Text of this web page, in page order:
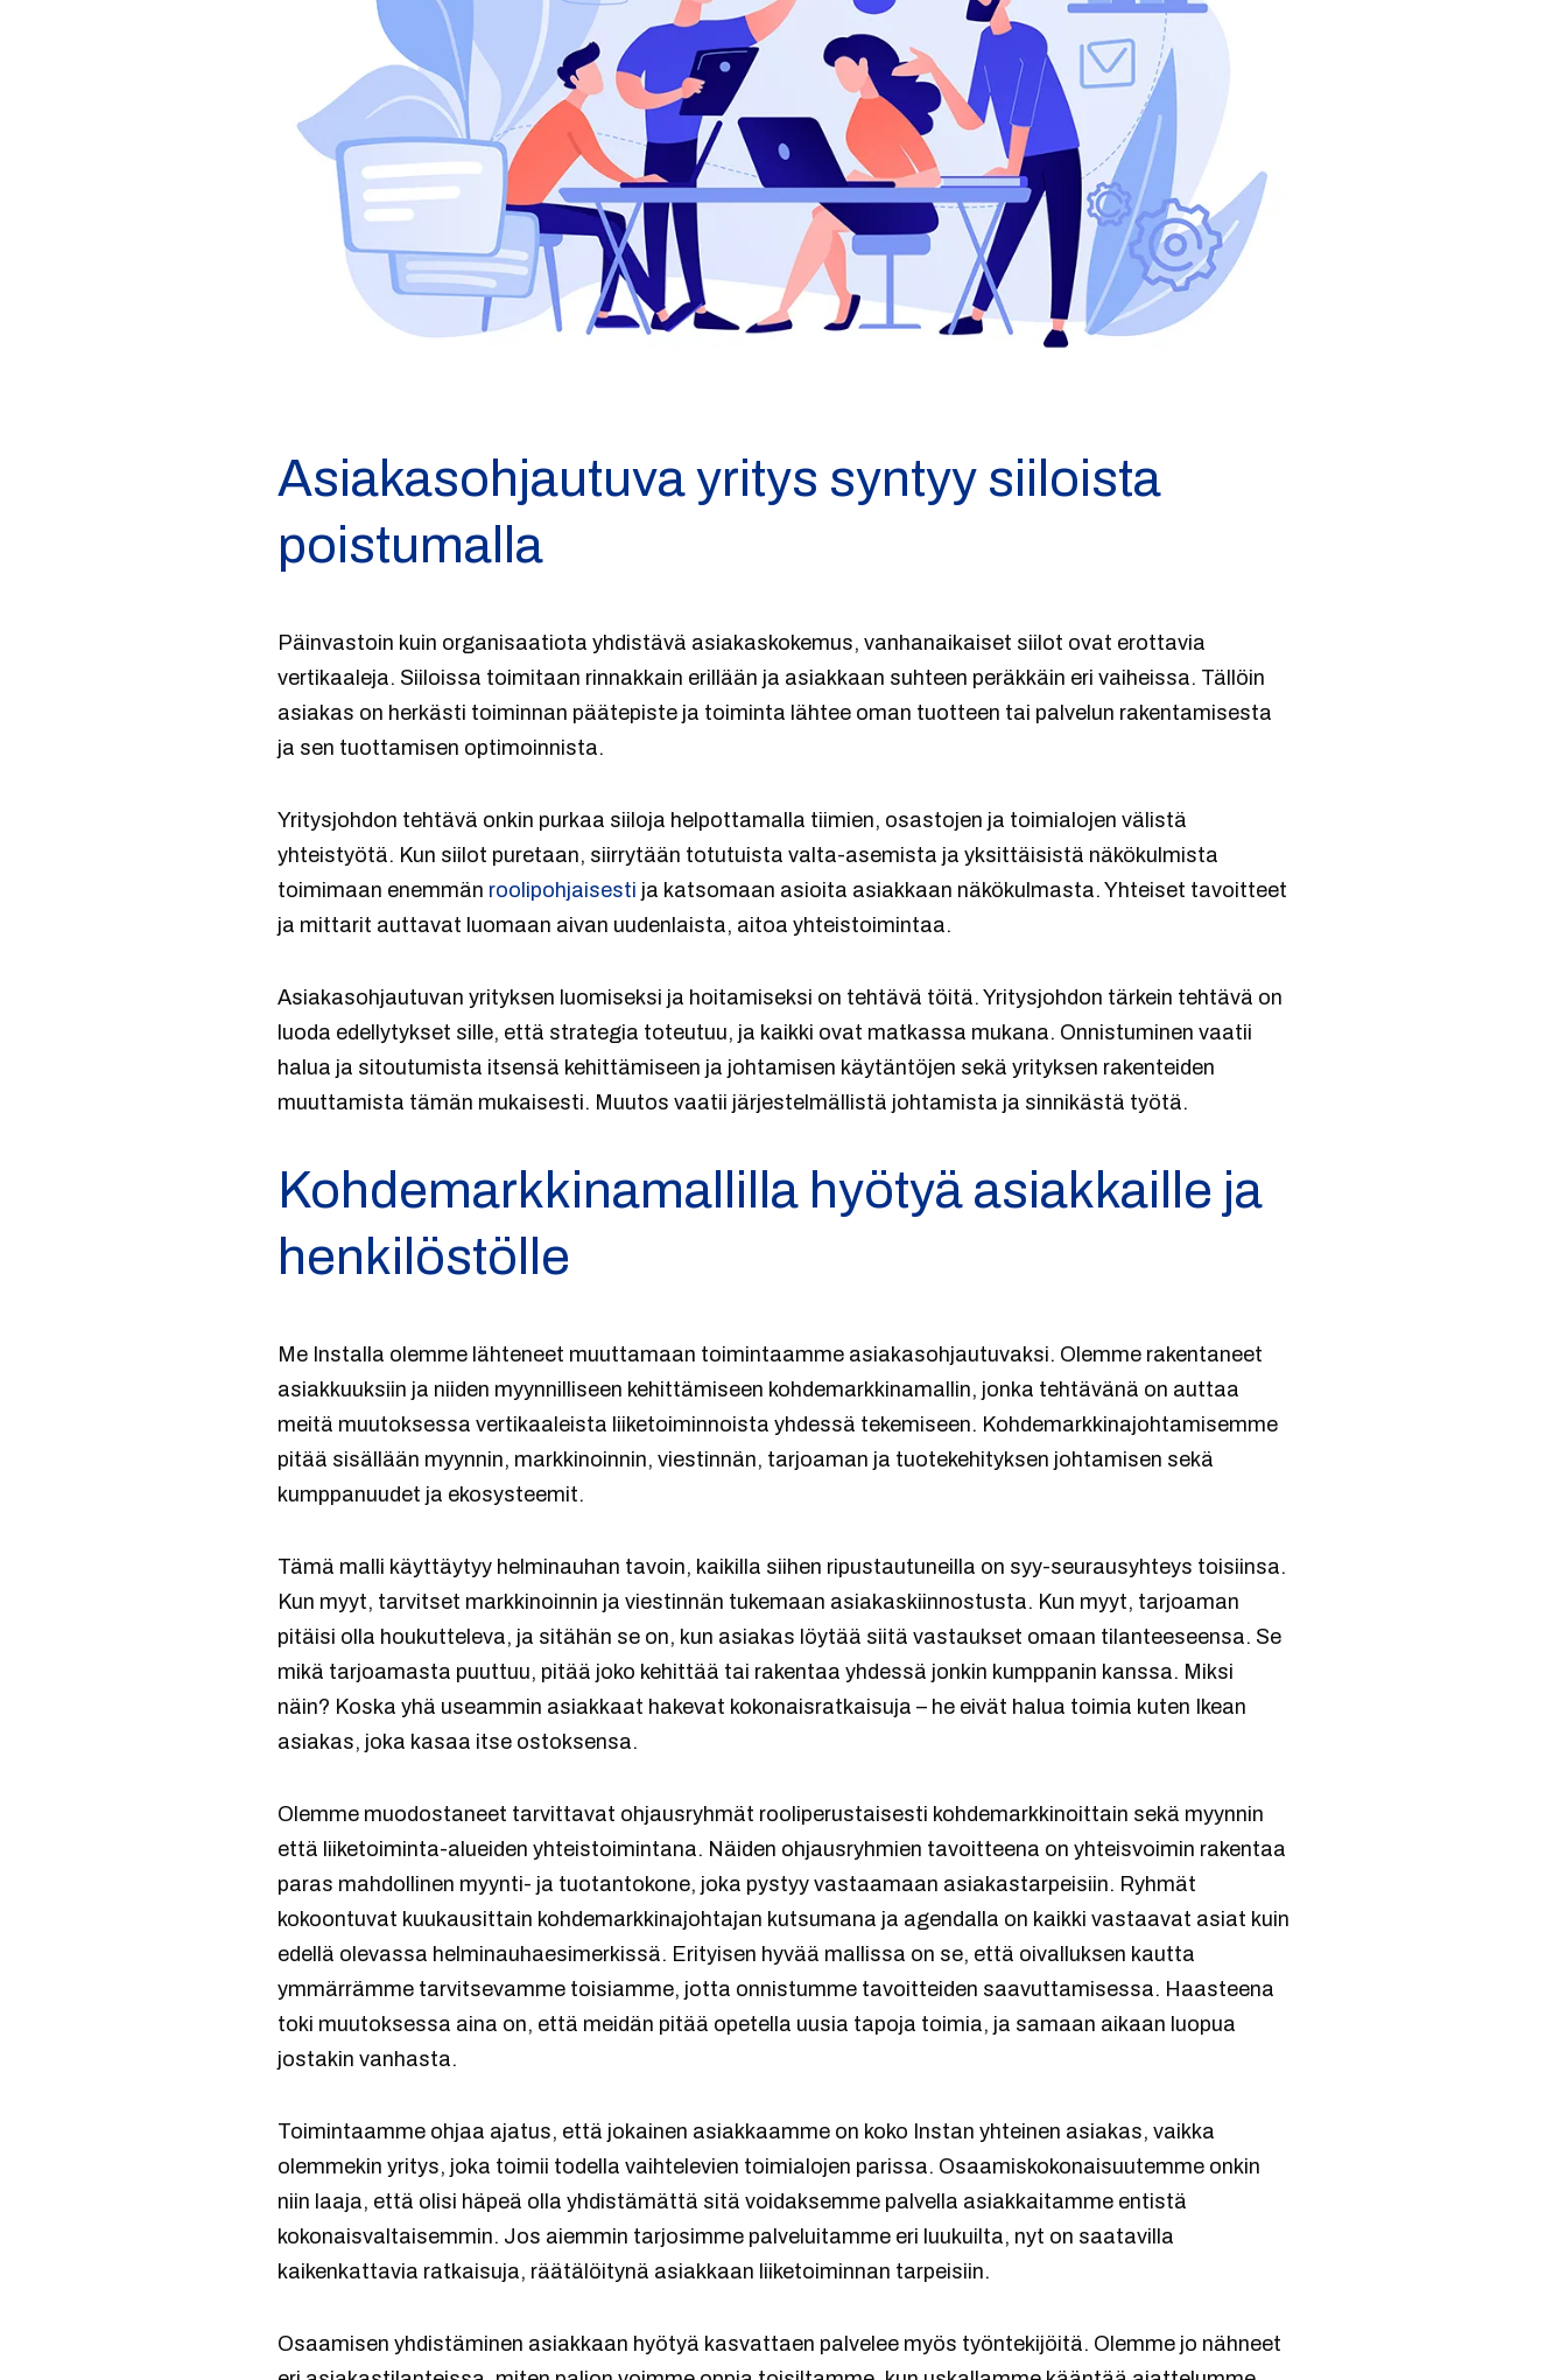
Asiakasohjautuva yritys syntyy siiloista
poistumalla
Päinvastoin kuin organisaatiota yhdistävä asiakaskokemus, vanhanaikaiset siilot ovat erottavia
vertikaaleja. Siiloissa toimitaan rinnakkain erillään ja asiakkaan suhteen peräkkäin eri vaiheissa. Tällöin
asiakas on herkästi toiminnan päätepiste ja toiminta lähtee oman tuotteen tai palvelun rakentamisesta
ja sen tuottamisen optimoinnista.
Yritysjohdon tehtävä onkin purkaa siiloja helpottamalla tiimien, osastojen ja toimialojen välistä
yhteistyötä. Kun siilot puretaan, siirrytään totutuista valta-asemista ja yksittäisistä näkökulmista
toimimaan enemmän roolipohjaisesti ja katsomaan asioita asiakkaan näkökulmasta. Yhteiset tavoitteet
ja mittarit auttavat luomaan aivan uudenlaista, aitoa yhteistoimintaa.
Asiakasohjautuvan yrityksen luomiseksi ja hoitamiseksi on tehtävä töitä. Yritysjohdon tärkein tehtävä on
luoda edellytykset sille, että strategia toteutuu, ja kaikki ovat matkassa mukana. Onnistuminen vaatii
halua ja sitoutumista itsensä kehittämiseen ja johtamisen käytäntöjen sekä yrityksen rakenteiden
muuttamista tämän mukaisesti. Muutos vaatii järjestelmällistä johtamista ja sinnikästä työtä.
Kohdemarkkinamallilla hyötyä asiakkaille ja
henkilöstölle
Me Installa olemme lähteneet muuttamaan toimintaamme asiakasohjautuvaksi. Olemme rakentaneet
asiakkuuksiin ja niiden myynnilliseen kehittämiseen kohdemarkkinamallin, jonka tehtävänä on auttaa
meitä muutoksessa vertikaaleista liiketoiminnoista yhdessä tekemiseen. Kohdemarkkinajohtamisemme
pitää sisällään myynnin, markkinoinnin, viestinnän, tarjoaman ja tuotekehityksen johtamisen sekä
kumppanuudet ja ekosysteemit.
Tämä malli käyttäytyy helminauhan tavoin, kaikilla siihen ripustautuneilla on syy-seurausyhteys toisiinsa.
Kun myyt, tarvitset markkinoinnin ja viestinnän tukemaan asiakaskiinnostusta. Kun myyt, tarjoaman
pitäisi olla houkutteleva, ja sitähän se on, kun asiakas löytää siitä vastaukset omaan tilanteeseensa. Se
mikä tarjoamasta puuttuu, pitää joko kehittää tai rakentaa yhdessä jonkin kumppanin kanssa. Miksi
näin? Koska yhä useammin asiakkaat hakevat kokonaisratkaisuja – he eivät halua toimia kuten Ikean
asiakas, joka kasaa itse ostoksensa.
Olemme muodostaneet tarvittavat ohjausryhmät rooliperustaisesti kohdemarkkinoittain sekä myynnin
että liiketoiminta-alueiden yhteistoimintana. Näiden ohjausryhmien tavoitteena on yhteisvoimin rakentaa
paras mahdollinen myynti- ja tuotantokone, joka pystyy vastaamaan asiakastarpeisiin. Ryhmät
kokoontuvat kuukausittain kohdemarkkinajohtajan kutsumana ja agendalla on kaikki vastaavat asiat kuin
edellä olevassa helminauhaesimerkissä. Erityisen hyvää mallissa on se, että oivalluksen kautta
ymmärrämme tarvitsevamme toisiamme, jotta onnistumme tavoitteiden saavuttamisessa. Haasteena
toki muutoksessa aina on, että meidän pitää opetella uusia tapoja toimia, ja samaan aikaan luopua
jostakin vanhasta.
Toimintaamme ohjaa ajatus, että jokainen asiakkaamme on koko Instan yhteinen asiakas, vaikka
olemmekin yritys, joka toimii todella vaihtelevien toimialojen parissa. Osaamiskokonaisuutemme onkin
niin laaja, että olisi häpeä olla yhdistämättä sitä voidaksemme palvella asiakkaitamme entistä
kokonaisvaltaisemmin. Jos aiemmin tarjosimme palveluitamme eri luukuilta, nyt on saatavilla
kaikenkattavia ratkaisuja, räätälöitynä asiakkaan liiketoiminnan tarpeisiin.
Osaamisen yhdistäminen asiakkaan hyötyä kasvattaen palvelee myös työntekijöitä. Olemme jo nähneet